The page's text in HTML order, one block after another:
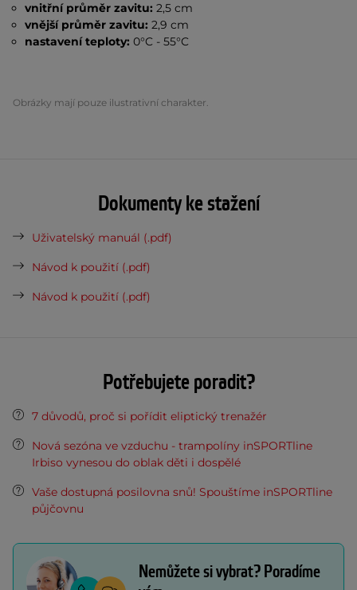
vnitřní průměr zavitu:2,5 cm
vnější průměr zavitu: 2,9 cm
nastavení teploty: 0°C - 55°C
Obrázky mají pouze ilustrativní charakter.
Dokumenty ke stažení
Uživatelský manuál (.pdf)
Návod k použití (.pdf)
Návod k použití (.pdf)
Potřebujete poradit?
7 důvodů, proč si pořídit eliptický trenažér
Nová sezóna ve vzduchu - trampolíny inSPORTline
Irbiso vynesou do oblak děti i dospělé
Vaše dostupná posilovna snů! Spouštíme inSPORTline
půjčovnu
Nemůžete si vybrat? Poradíme